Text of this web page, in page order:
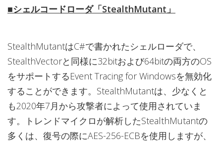
■シェルコードローダ「StealthMutant」
StealthMutantはC#で書かれたシェルローダで、
StealthVectorと同様に32bitおよび64bitの両方のOS
をサポートするEvent Tracing for Windowsを無効化
することができます。StealthMutantは、少なくと
も2020年7月から攻撃者によって使用されていま
す。トレンドマイクロが解析したStealthMutantの
多くは、復号の際にAES-256-ECBを使用しますが、